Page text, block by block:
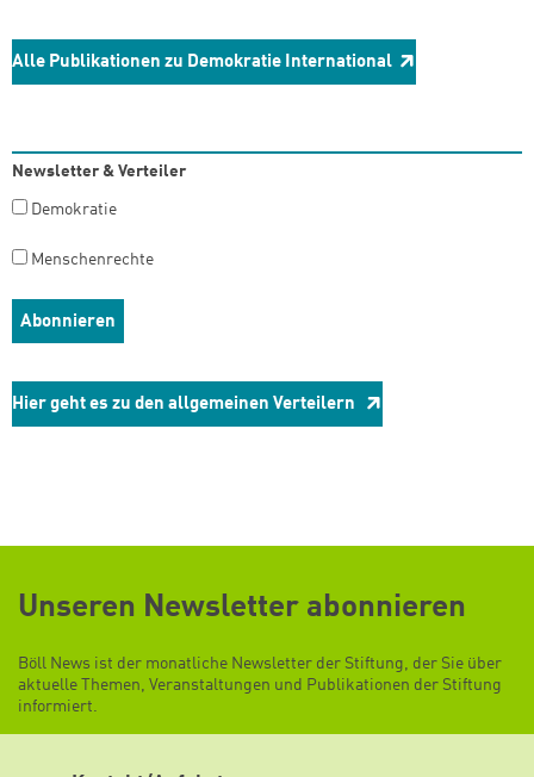
Alle Publikationen zu Demokratie International
Newsletter & Verteiler
Demokratie
Menschenrechte
Hier geht es zu den allgemeinen Verteilern
Unseren Newsletter abonnieren
Böll News ist der monatliche Newsletter der Stiftung, der Sie über
aktuelle Themen, Veranstaltungen und Publikationen der Stiftung
informiert.